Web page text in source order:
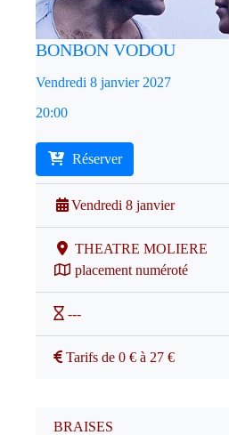
BONBON VODOU
Vendredi 8 janvier 2027
20:00
Réserver
Vendredi 8 janvier
THEATRE MOLIERE
placement numéroté
---
Tarifs de 0 € à 27 €
BRAISES